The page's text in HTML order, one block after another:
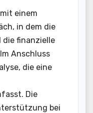
einem
in dem die
die finanzielle
Anschluss
die eine
Die
bei